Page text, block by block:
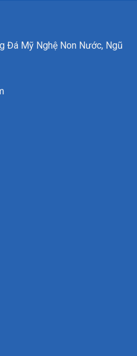
Đá Mỹ Nghệ Non Nước, Ngũ